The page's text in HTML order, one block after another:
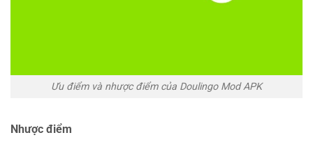
Ưu điểm và nhược điểm của Doulingo Mod APK
Nhược điểm